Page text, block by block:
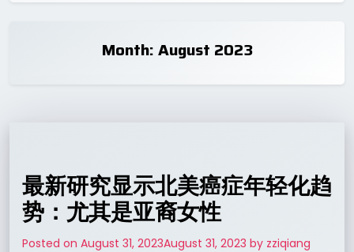
Month:August 2023
最新研究显示北美癌症年轻化趋
势：尤其是亚裔女性
Posted on August 31, 2023August 31, 2023 by zziqiang